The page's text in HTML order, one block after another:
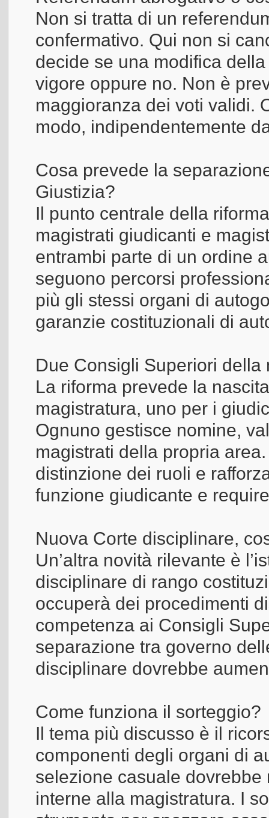
Non si tratta di un
confermativo. Qui non si
decide se una modifica
vigore oppure no. Non è
maggioranza dei voti validi.
modo, indipendentemente
Cosa prevede la
Giustizia?
Il punto centrale della
magistrati giudicanti e
entrambi parte di un ordine
seguono percorsi
più gli stessi organi di
garanzie costituzionali di
Due Consigli Superiori della
La riforma prevede la
magistratura, uno per i
Ognuno gestisce nomine,
magistrati della propria
distinzione dei ruoli e
funzione giudicante e
Nuova Corte disciplinare,
Un’altra novità rilevante è
disciplinare di rango
occuperà dei procedimenti
competenza ai Consigli
separazione tra governo
disciplinare dovrebbe
Come funziona il sorteggio?
Il tema più discusso è il
componenti degli organi di
selezione casuale
interne alla magistratura. I